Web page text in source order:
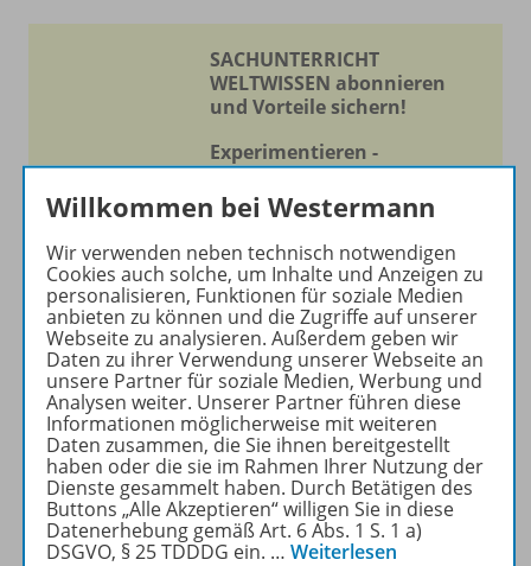
SACHUNTERRICHT
WELTWISSEN abonnieren
und Vorteile sichern!
Experimentieren -
Print- und als digitale Version.
Beiträge und Materialien
können im Online-Archiv von
SACHUNTERRICHT
WELTWISSEN kostenlos
recherchiert und
heruntergeladen werden (nur
für Privatpersonen).
Jetzt kostengünstig
Probelesen oder gleich zum
Vorteilspreis abonnieren!
Willkommen bei Westermann
Wir verwenden neben technisch notwendigen
Cookies auch solche, um Inhalte und Anzeigen zu
personalisieren, Funktionen für soziale Medien
anbieten zu können und die Zugriffe auf unserer
Webseite zu analysieren. Außerdem geben wir
Daten zu ihrer Verwendung unserer Webseite an
unsere Partner für soziale Medien, Werbung und
Analysen weiter. Unserer Partner führen diese
Informationen möglicherweise mit weiteren
Daten zusammen, die Sie ihnen bereitgestellt
haben oder die sie im Rahmen Ihrer Nutzung der
Dienste gesammelt haben. Durch Betätigen des
Buttons „Alle Akzeptieren“ willigen Sie in diese
Datenerhebung gemäß Art. 6 Abs. 1 S. 1 a)
DSGVO, § 25 TDDDG ein. … Weiterlesen